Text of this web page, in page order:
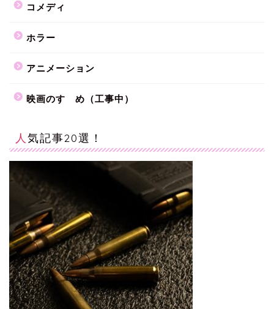
コメディ
ホラー
アニメーション
映画のすゝめ（工事中）
人気記事20選！